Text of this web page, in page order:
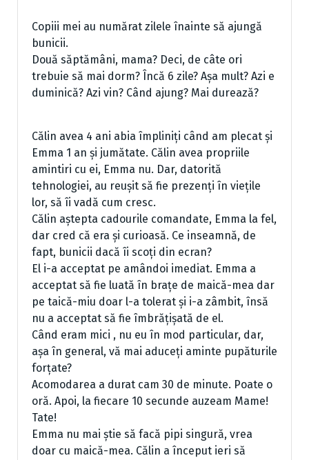
Copiii mei au numărat zilele înainte să ajungă
bunicii.
Două săptămâni, mama? Deci, de câte ori
trebuie să mai dorm? Încă 6 zile? Așa mult? Azi e
duminică? Azi vin? Când ajung? Mai durează?
Călin avea 4 ani abia împliniți când am plecat și
Emma 1 an și jumătate. Călin avea propriile
amintiri cu ei, Emma nu. Dar, datorită
tehnologiei, au reușit să fie prezenți în viețile
lor, să îi vadă cum cresc.
Călin aștepta cadourile comandate, Emma la fel,
dar cred că era și curioasă. Ce inseamnă, de
fapt, bunicii dacă îi scoți din ecran?
El i-a acceptat pe amândoi imediat. Emma a
acceptat să fie luată în brațe de maică-mea dar
pe taică-miu doar l-a tolerat și i-a zâmbit, însă
nu a acceptat să fie îmbrățișată de el.
Când eram mici , nu eu în mod particular, dar,
așa în general, vă mai aduceți aminte pupăturile
forțate?
Acomodarea a durat cam 30 de minute. Poate o
oră. Apoi, la fiecare 10 secunde auzeam Mame!
Tate!
Emma nu mai știe să facă pipi singură, vrea
doar cu maică-mea. Călin a început ieri să